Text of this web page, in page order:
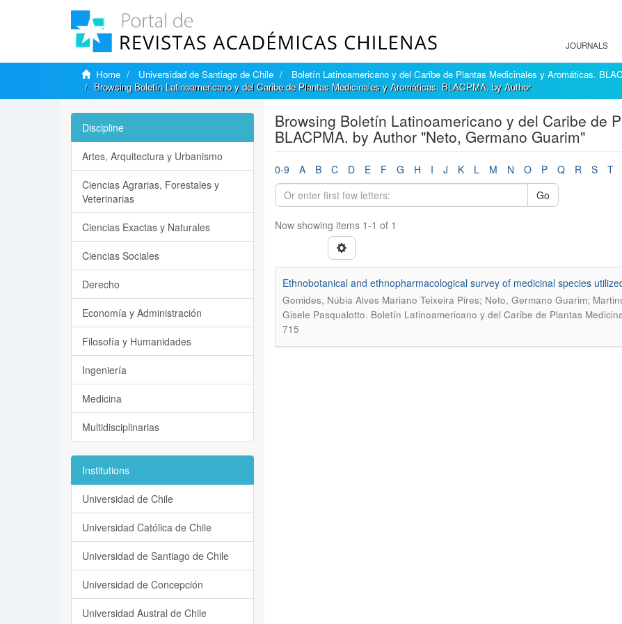
JOURNALS
Home Universidad de Santiago de Chile
Boletín Latinoamericano y del Caribe de Plantas Medicinales y Aromáticas.
Browsing Boletín Latinoamericano y del Caribe de Plantas Medicinales y Aromáticas. BLACPMA. by Author
Browsing Boletín Latinoamericano y del Caribe de
BLACPMA. by Author "Neto, Germano Guarim"
0-9 A B C D E F G H I J K L M N O P Q R S T
Go
Now showing items 1-1 of 1
Ethnobotanical and ethnopharmacological survey of medicinal species
Gomides, Núbia Alves Mariano Teixeira Pires; Neto, Germano Guarim;
Gisele Pasqualotto. Boletín Latinoamericano y del Caribe de Plantas
715
Discipline
Artes, Arquitectura y Urbanismo
Ciencias Agrarias, Forestales y
Veterinarias
Ciencias Exactas y Naturales
Ciencias Sociales
Derecho
Economía y Administración
Filosofía y Humanidades
Ingeniería
Medicina
Multidisciplinarias
Institutions
Universidad de Chile
Universidad Católica de Chile
Universidad de Santiago de Chile
Universidad de Concepción
Universidad Austral de Chile